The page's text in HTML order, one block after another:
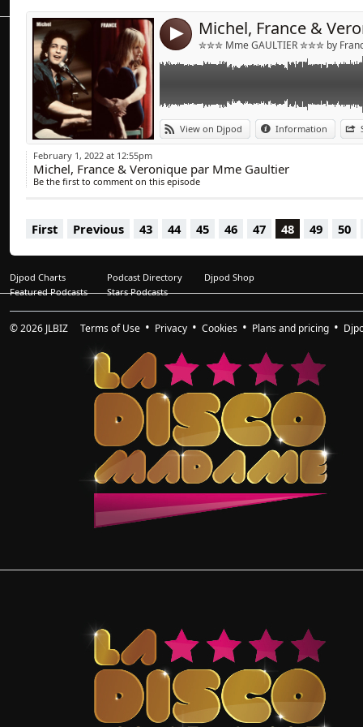
4 ✮✮✮ Mme GAULTIER ✮✮✮ by
View on Djpod Information
6/ Michel Berger & France Gall « Ça
7/ France Gall « Ce Garçon Qui Danse »
8/ Michel Berger « La Groupie Du Pianiste
9/ Véronique Sanson « On M’attend Là-
10/ Véronique Sanson « Rien Que De
12/ France Gall « Il Jouait Du Piano Debout
13/ France Gall « Musique » (Mikeandtess
14/ Michel Berger « Le Prince Des Villes »
15/ Véronique Sanson « Alia Souza » (La
17/ France Gall « La Déclaration D’Amour »
18/ France Gall « Resiste » (Yannis Cadena
20/ Véronique Sanson « Bahia »(Remix
February 1, 2022 at 12:55pm
Michel, France & Veronique par Mme Gaultier
Be the first to comment on this episode
First Previous 43 44 45 46 47 48 49 50
Djpod Charts Podcast Directory
Djpod Shop
Featured Podcasts
Stars Podcasts
© 2026 JLBIZ Terms of Use Privacy Cookies Plans and pricing